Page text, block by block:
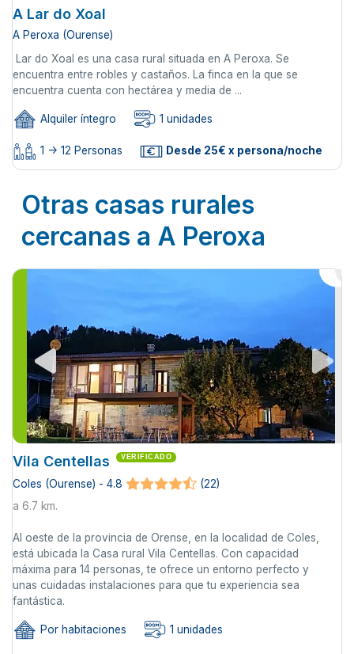
A Lar do Xoal
A Peroxa (Ourense)
Lar do Xoal es una casa rural situada en A Peroxa. Se
encuentra entre robles y castaños. La finca en la que se
encuentra cuenta con hectárea y media de ...
Alquiler íntegro 1 unidades
1 -> 12 Personas Desde 25€ x persona/noche
Otras casas rurales
cercanas a A Peroxa
Vila Centellas VERIFICADO
Coles (Ourense) - 4.8
(22)
a 6.7 km.
Al oeste de la provincia de Orense, en la localidad de Coles,
está ubicada la Casa rural Vila Centellas. Con capacidad
máxima para 14 personas, te ofrece un entorno perfecto y
unas cuidadas instalaciones para que tu experiencia sea
fantástica.
Por habitaciones 1 unidades